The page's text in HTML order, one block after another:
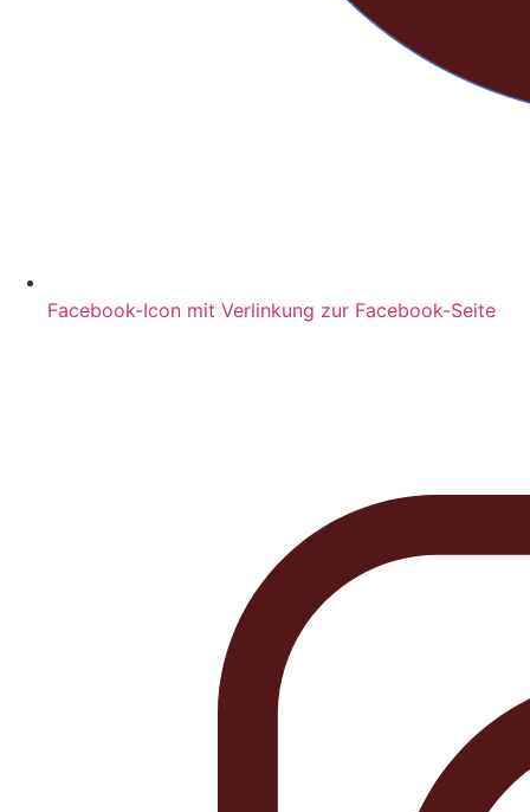
Facebook-Icon mit Verlinkung zur Facebook-Seite